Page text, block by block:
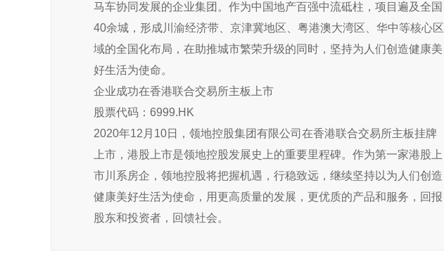
马车协同发展的企业集团。作为中国地产百强中流砥柱，项目遍及全国
40余城，形成川渝经济带、京津冀地区、粤港澳大湾区、华中等核心区
域的全国化布局，在助推城市繁荣升级的同时，坚持为人们创造健康美
好生活为使命。
企业成功在香港联合交易所主板上市
股票代码：6999.HK
2020年12月10日，领地控股集团有限公司在香港联合交易所主板挂牌
上市，港股上市是领地控股发展史上的重要里程碑。作为第一家港股上
市川系房企，领地控股将把握机遇，行稳致远，继续坚持以为人们创造
健康美好生活为使命，用更高质量的发展，更优质的产品和服务，回报
股东和投资者，回馈社会。